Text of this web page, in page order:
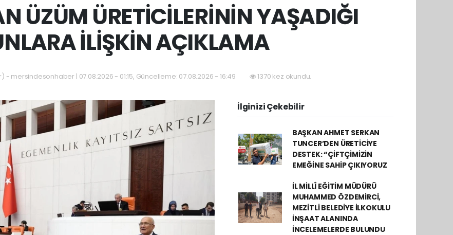
ÜZÜM ÜRETİCİLERİNİN YAŞADIĞI
İLİŞKİN AÇIKLAMA
mersindesonhaber | 07.08.2026 - 01:15, Güncelleme: 07.08.2026 - 16:49 1370 kez okundu.
İlginizi Çekebilir
BAŞKAN AHMET SERKAN
TUNCER’DEN ÜRETİCİYE
DESTEK: “ÇİFTÇİMİZİN
EMEĞİNE SAHİP ÇIKIYORUZ
İL MİLLÎ EĞİTİM MÜDÜRÜ
MUHAMMED ÖZDEMİRCİ,
MEZİTLİ BELEDİYE İLKOKULU
İNŞAAT ALANINDA
İNCELEMELERDE BULUNDU